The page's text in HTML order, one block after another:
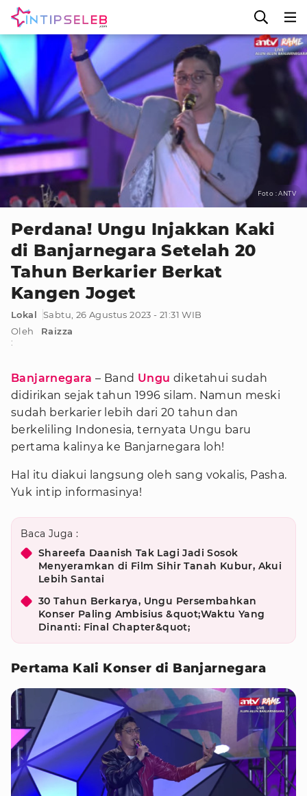
Foto : ANTV
Perdana! Ungu Injakkan Kaki
di Banjarnegara Setelah 20
Tahun Berkarier Berkat
Kangen Joget
Lokal
Sabtu, 26 Agustus 2023 - 21:31 WIB
Oleh
:
Raizza
Banjarnegara – Band Ungu diketahui sudah
didirikan sejak tahun 1996 silam. Namun meski
sudah berkarier lebih dari 20 tahun dan
berkeliling Indonesia, ternyata Ungu baru
pertama kalinya ke Banjarnegara loh!
Hal itu diakui langsung oleh sang vokalis, Pasha.
Yuk intip informasinya!
Baca Juga :
Shareefa Daanish Tak Lagi Jadi Sosok
Menyeramkan di Film Sihir Tanah Kubur, Akui
Lebih Santai
30 Tahun Berkarya, Ungu Persembahkan
Konser Paling Ambisius &quot;Waktu Yang
Dinanti: Final Chapter&quot;
Pertama Kali Konser di Banjarnegara